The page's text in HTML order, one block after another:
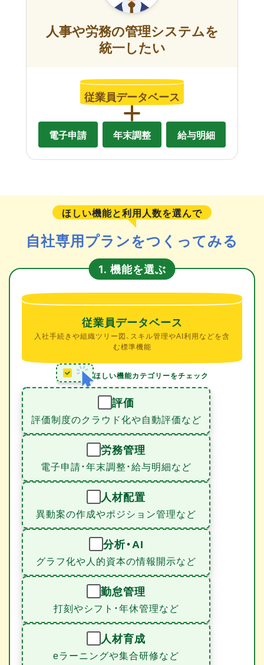
人事や労務の管理システムを
統一したい
従業員データベース
電子申請 年末調整 給与明細
ほしい機能と利用人数を選んで
自社専用プランをつくってみる
1. 機能を選ぶ
従業員データベース
入社手続きや組織ツリー図、スキル管理やAI利用などを含
む標準機能
ほしい機能カテゴリーをチェック
評価
評価制度のクラウド化や自動評価など
労務管理
電子申請・年末調整・給与明細など
人材配置
異動案の作成やポジション管理など
分析・AI
グラフ化や人的資本の情報開示など
勤怠管理
打刻やシフト・年休管理など
人材育成
eラーニングや集合研修など